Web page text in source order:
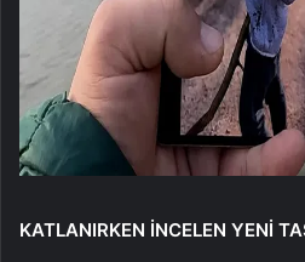
KATLANIRKEN İNCELEN YENİ